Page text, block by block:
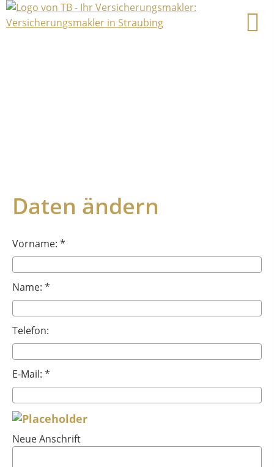
Daten ändern
Vorname: *
Name: *
Telefon:
E-Mail: *
Neue Anschrift